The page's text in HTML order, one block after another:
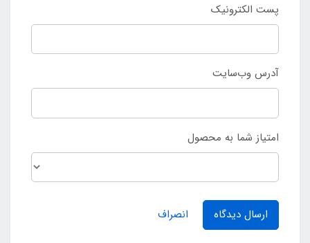
پست الکترونیک
آدرس وب‌سایت
امتیاز شما به محصول
ارسال دیدگاه انصراف